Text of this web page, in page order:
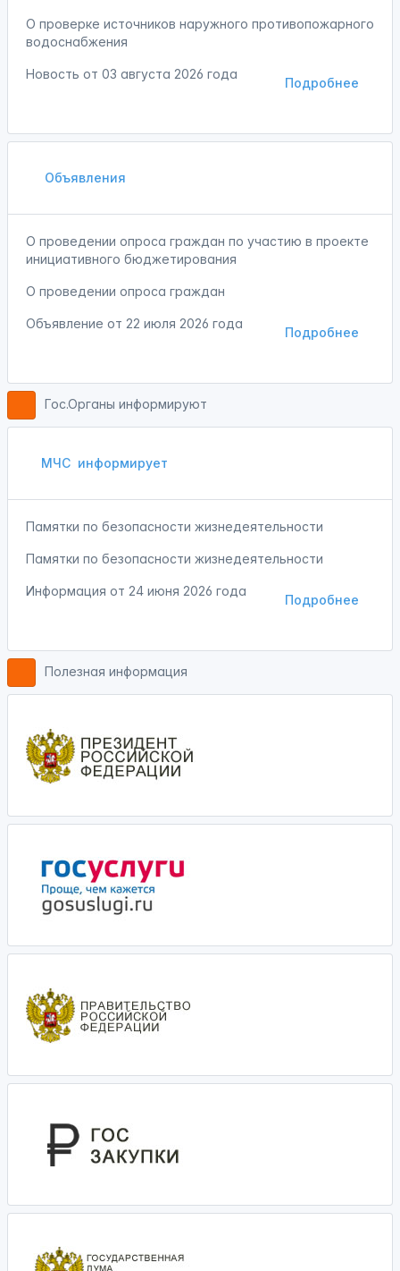
О проверке источников наружного противопожарного
водоснабжения
Подробнее
Новость от 03 августа 2026 года
Объявления
О проведении опроса граждан по участию в проекте
инициативного бюджетирования
О проведении опроса граждан
Подробнее
Объявление от 22 июля 2026 года
Гос.Органы информируют
МЧС информирует
Памятки по безопасности жизнедеятельности
Памятки по безопасности жизнедеятельности
Подробнее
Информация от 24 июня 2026 года
Полезная информация